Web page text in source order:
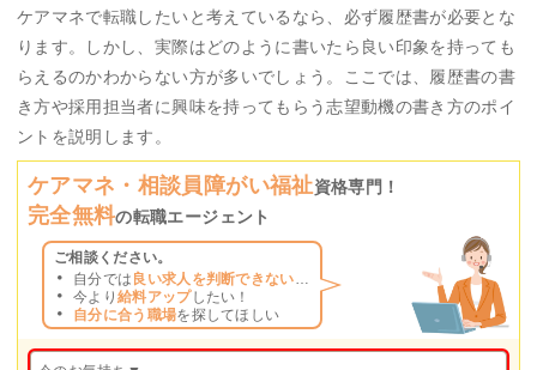
ケアマネで転職したいと考えているなら、必ず履歴書が必要とな
ります。しかし、実際はどのように書いたら良い印象を持っても
らえるのかわからない方が多いでしょう。ここでは、履歴書の書
き方や採用担当者に興味を持ってもらう志望動機の書き方のポイ
ントを説明します。
ケアマネ・相談員 障がい福祉資格専門！
完全無料の転職エージェント
ご相談ください。
自分では 良い求人を判断できない
今より給料アップしたい！
自分に合う職場を探してほしい